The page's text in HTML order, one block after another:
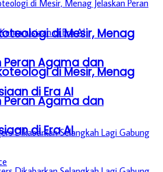
di Mesir, Menag
Peran Agama dan
di Era AI
di Mesir, Menag
Peran Agama dan
di Era AI